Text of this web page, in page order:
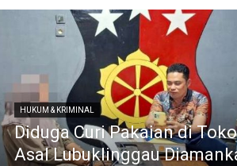
HUKUM & KRIMINAL
Diduga Curi Pakaian di
Asal Lubuklinggau